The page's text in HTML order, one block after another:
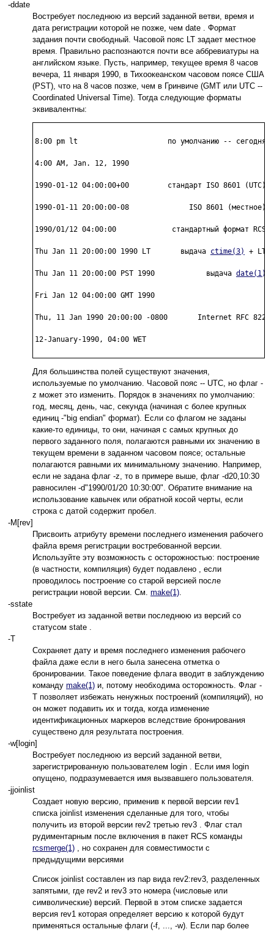
-ddate
Востребует последнюю из версий заданной ветви, время и
дата регистрации которой не позже, чем date . Формат
задания почти свободный. Часовой пояс LT задает местное
время. Правильно распознаются почти все аббревиатуры на
английском языке. Пусть, например, текущее время 8 часов
вечера, 11 января 1990, в Тихоокеанском часовом поясе США
(PST), что на 8 часов позже, чем в Гринвиче (GMT или UTC --
Coordinated Universal Time). Тогда следующие форматы
эквивалентны:
8:00 pm lt                     по умолчанию -- сегодня
4:00 AM, Jan. 12, 1990
1990-01-12 04:00:00+00         стандарт ISO 8601 (UTC)
1990-01-11 20:00:00-08              ISO 8601 (местное)
1990/01/12 04:00:00             стандартный формат RCS
Thu Jan 11 20:00:00 1990 LT       выдача ctime(3) + LT
Thu Jan 11 20:00:00 PST 1990            выдача date(1)
Fri Jan 12 04:00:00 GMT 1990
Thu, 11 Jan 1990 20:00:00 -0800       Internet RFC 822
12-January-1990, 04:00 WET
Для большинства полей существуют значения,
используемые по умолчанию. Часовой пояс -- UTC, но флаг -
z может это изменить. Порядок в значениях по умолчанию:
год, месяц, день, час, секунда (начиная с более крупных
единиц -"big endian" формат). Если со флагом не заданы
какие-то единицы, то они, начиная с самых крупных до
первого заданного поля, полагаются равными их значению в
текущем времени в заданном часовом поясе; остальные
полагаются равными их минимальному значению. Например,
если не задана флаг -z, то в примере выше, флаг -d20,10:30
равносилен -d"1990/01/20 10:30:00". Обратите внимание на
использование кавычек или обратной косой черты, если
строка с датой содержит пробел.
-M[rev]
Присвоить атрибуту времени последнего изменения рабочего
файла время регистрации востребованной версии.
Используйте эту возможность с осторожностью: построение
(в частности, компиляция) будет подавлено , если
проводилось построение со старой версией после
регистрации новой версии. См. make(1).
-sstate
Востребует из заданной ветви последнюю из версий со
статусом state .
-T
Сохраняет дату и время последнего изменения рабочего
файла даже если в него была занесена отметка о
бронировании. Такое поведение флага вводит в заблуждению
команду make(1) и, потому необходима осторожность. Флаг -
T позволяет избежать ненужных построений (компиляций), но
он может подавить их и тогда, когда изменение
идентификационных маркеров вследствие бронирования
существено для результата построения.
-w[login]
Востребует последнюю из версий заданной ветви,
зарегистрированную пользователем login . Если имя login
опущено, подразумевается имя вызвавшего пользователя.
-jjoinlist
Создает новую версию, применив к первой версии rev1
списка joinlist изменения сделанные для того, чтобы
получить из второй версии rev2 третью rev3 . Флаг стал
рудиментарным после включения в пакет RCS команды
rcsmerge(1) , но сохранен для совместимости с
предыдущими версиями
Список joinlist составлен из пар вида rev2:rev3, разделенных
запятыми, где rev2 и rev3 это номера (числовые или
символические) версий. Первой в этом списке задается
версия rev1 которая определяет версию к которой будут
применяться остальные флаги (-f, ..., -w). Если пар более